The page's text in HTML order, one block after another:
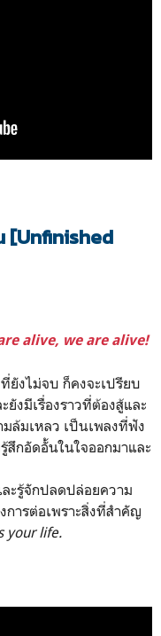
[Unfinished
alive, we are alive!
งไม่จบ ก็คงจะเปรียบ
งมีเรื่องราวที่ต้องสู้และ
ล้มเหลว เป็นเพลงที่ฟัง
สึกอัดอั้นในใจออกมาและ
ะรู้จักปลดปล่อยความ
การต่อเพราะสิ่งที่สำคัญ
your life.